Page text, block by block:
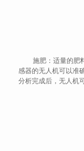
施肥：适量的肥
感器的无人机可以准
分析完成后，无人机